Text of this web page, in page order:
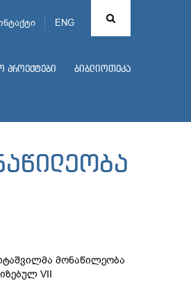
ENG
პროექტები ბიბლიოთეკა
მონაწილეობა
VII